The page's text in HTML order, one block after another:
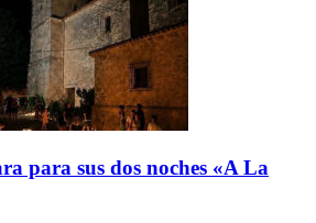
para sus dos noches «A La